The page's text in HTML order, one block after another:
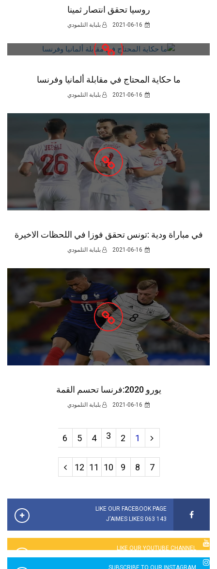
روسيا تحقق انتصار ثمينا
2021-06-16 بلبابة التلمودي
ما حكاية المحتاج في مقابلة ألمانيا وفرنسا
2021-06-16 بلبابة التلمودي
في مباراة ودية :تونس تحقق فوزا في اللحظات الاخيرة
2021-06-16 بلبابة التلمودي
يورو 2020:فرنسا تحسم القمة
2021-06-16 بلبابة التلمودي
1
2
3
4
5
6
7
8
9
10
11
12
LIKE OUR FACEBOOK PAGE
143 063 J'AIMES LIKES
LIKE OUR YOUTUBE CHANNEL
2760 LIKES